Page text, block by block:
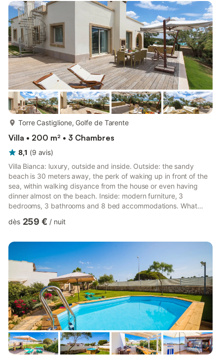
sommes parmi les plages de sable entre Torre Lapillo et Porto
Cesareo !
Torre Castiglione, Golfe de Tarente
Villa • 200 m² • 3 Chambres
8,1 (9 avis)
Villa Bianca: luxury, outside and inside. Outside: the sandy
beach is 30 meters away, the perk of waking up in front of the
sea, within walking disyance from the house or even having
dinner almost on the beach. Inside: modern furniture, 3
bedrooms, 3 bathrooms and 8 bed accommodations. What
sandy beach 30 meters away from the house Villa Bianca has
area is well known in Salento thanks to its sea with crystal clear
water, the sandy beaches ...
dès 259 € / nuit